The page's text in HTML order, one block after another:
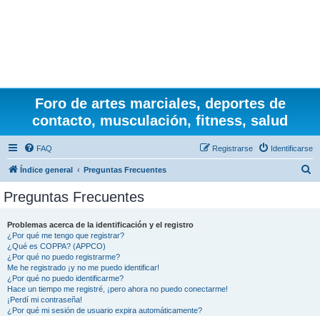
Foro de artes marciales, deportes de
contacto, musculación, fitness, salud
FAQ Identificarse
Registrarse
Índice general Preguntas Frecuentes
Preguntas Frecuentes
Problemas acerca de la identificación y el registro
¿Por qué me tengo que registrar?
¿Qué es COPPA? (APPCO)
¿Por qué no puedo registrarme?
Me he registrado ¡y no me puedo identificar!
¿Por qué no puedo identificarme?
Hace un tiempo me registré, ¡pero ahora no puedo conectarme!
¡Perdí mi contraseña!
¿Por qué mi sesión de usuario expira automáticamente?